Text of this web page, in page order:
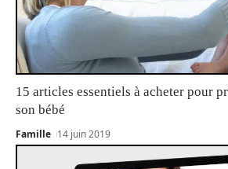
15 articles essentiels à acheter pour
son bébé
Famille 14 juin 2019